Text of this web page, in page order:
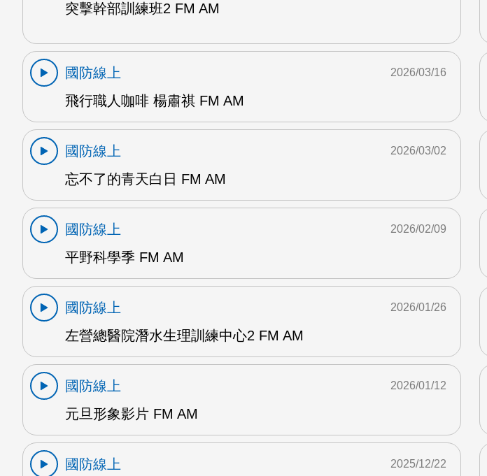
突擊幹部訓練班2 FM AM
國防線上
飛行職人咖啡 楊肅祺 FM AM
2026/03/16
國防線上
忘不了的青天白日 FM AM
2026/03/02
國防線上
平野科學季 FM AM
2026/02/09
國防線上
左營總醫院潛水生理訓練中心2 FM AM
2026/01/26
國防線上
元旦形象影片 FM AM
2026/01/12
國防線上
2025/12/22